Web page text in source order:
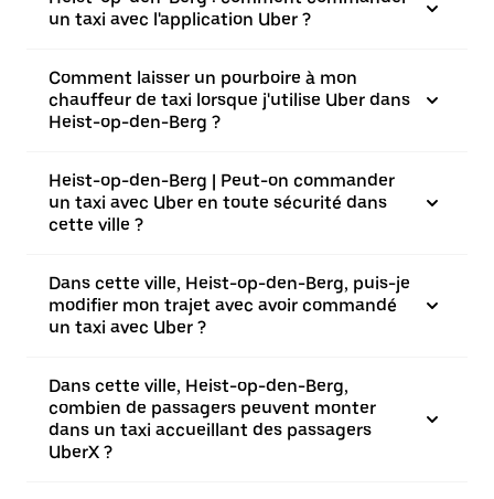
un taxi avec l'application Uber ?
Comment laisser un pourboire à mon
chauffeur de taxi lorsque j'utilise Uber dans
Heist-op-den-Berg ?
Heist-op-den-Berg | Peut-on commander
un taxi avec Uber en toute sécurité dans
cette ville ?
Dans cette ville, Heist-op-den-Berg, puis-je
modifier mon trajet avec avoir commandé
un taxi avec Uber ?
Dans cette ville, Heist-op-den-Berg,
combien de passagers peuvent monter
dans un taxi accueillant des passagers
UberX ?